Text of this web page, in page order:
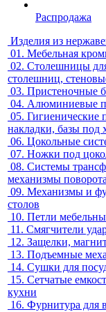
Распродажа
Изделия из
01. Мебельная
02. Столешницы
столешниц,
03. Пристеночные
04. Алюминиевые
05. Гигиенические
накладки, базы под
06. Цокольные
07. Ножки под
08. Системы
механизмы поворота
09. Механизмы и
столов
10. Петли
11. Смягчители
12. Защелки,
13. Подъемные
14. Сушки для
15. Сетчатые
кухни
16. Фурнитура для